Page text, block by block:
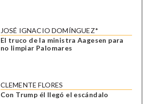
JOSÉ IGNACIO DOMÍNGUEZ*
El truco de la ministra Aagesen para
no limpiar Palomares
CLEMENTE FLORES
Con Trump él llegó el escándalo